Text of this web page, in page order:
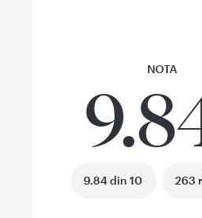
NOTA
9.84 din 10 263